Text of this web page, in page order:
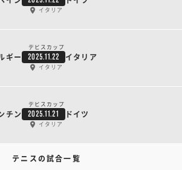
イタリア
デビスカップ
ギー 2025.11.22 イタリア
イタリア
デビスカップ
チン 2025.11.21 ドイツ
イタリア
テニスの試合一覧